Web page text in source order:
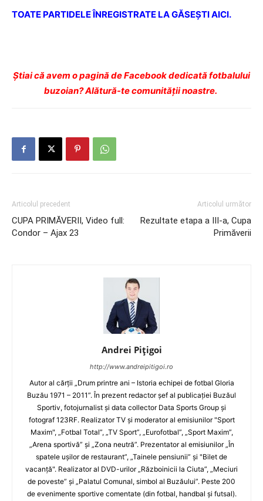
TOATE PARTIDELE ÎNREGISTRATE LA GĂSEŞTI AICI.
Ştiai că avem o pagină de Facebook dedicată fotbalului
buzoian? Alătură-te comunității noastre.
Articolul precedent
CUPA PRIMĂVERII, Video full:
Condor – Ajax 23
Articolul următor
Rezultate etapa a III-a, Cupa
Primăverii
Andrei Pițigoi
http://www.andreipitigoi.ro
Autor al cărţii „Drum printre ani – Istoria echipei de fotbal Gloria
Buzău 1971 – 2011”. În prezent redactor şef al publicaţiei Buzăul
Sportiv, fotojurnalist şi data collector Data Sports Group şi
fotograf 123RF. Realizator TV şi moderator al emisiunilor "Sport
Maxim", „Fotbal Total”, „TV Sport”, „Eurofotbal”, „Sport Maxim”,
„Arena sportivă” şi „Zona neutră”. Prezentator al emisiunilor „În
spatele uşilor de restaurant”, „Tainele pensiunii” şi "Bilet de
vacanţă". Realizator al DVD-urilor „Războinicii la Ciuta”, „Meciuri
de poveste” şi „Palatul Comunal, simbol al Buzăului”. Peste 200
de evenimente sportive comentate (din fotbal, handbal şi futsal).